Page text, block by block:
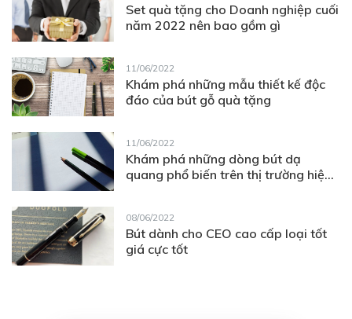
Set quà tặng cho Doanh nghiệp cuối
năm 2022 nên bao gồm gì
11/06/2022
Khám phá những mẫu thiết kế độc
đáo của bút gỗ quà tặng
11/06/2022
Khám phá những dòng bút dạ
quang phổ biến trên thị trường hiện
08/06/2022
Bút dành cho CEO cao cấp loại tốt
giá cực tốt